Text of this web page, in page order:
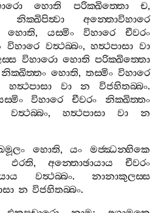
හොති පරික‍්ඛිත‍්තො ච,
නික‍්ඛිපිත්‍වා
අන‍්තොවිහාරෙ
හොති, යස‍්මිං විහාරෙ
චීවරං
විහාරෙ වත්‍ථබ‍්බං,හත්‍ථපාසා වා
විහාරො හොති පරික‍්ඛිත‍්තො
නික‍්ඛිත‍්තං හොති, තස‍්මිං විහාරෙ
හත්‍ථපාසා වා න විජහිතබ‍්බං.
විහාරෙ චීවරං
නික‍්ඛිත‍්තං
වත්‍ථබ‍්බං, හත්‍ථපාසා වා
න
හොති,යං
මජ‍්ඣන‍්හිකෙ
ඵරති, අන‍්තොඡායාය
චීවරං
වත්‍ථබ‍්බං.නානාකුලස‍්ස
න විජහිතබ‍්බං.